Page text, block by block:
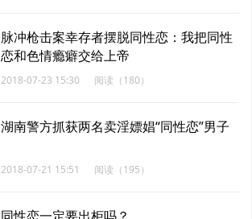
脉冲枪击案幸存者摆脱同性恋：我把同性
恋和色情瘾癖交给上帝
2018-07-23 15:30 阅读（180）
湖南警方抓获两名卖淫嫖娼“同性恋”男子
2018-07-21 15:51 阅读（195）